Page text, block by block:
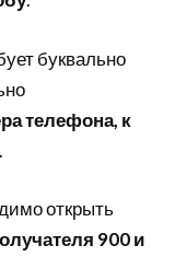
буквально
телефона, к
.
открыть
900 и